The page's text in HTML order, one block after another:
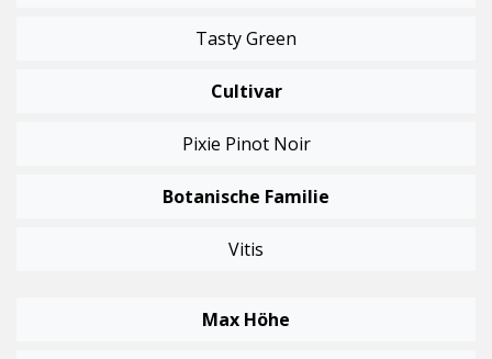
Tasty Green
Cultivar
Pixie Pinot Noir
Botanische Familie
Vitis
Max Höhe